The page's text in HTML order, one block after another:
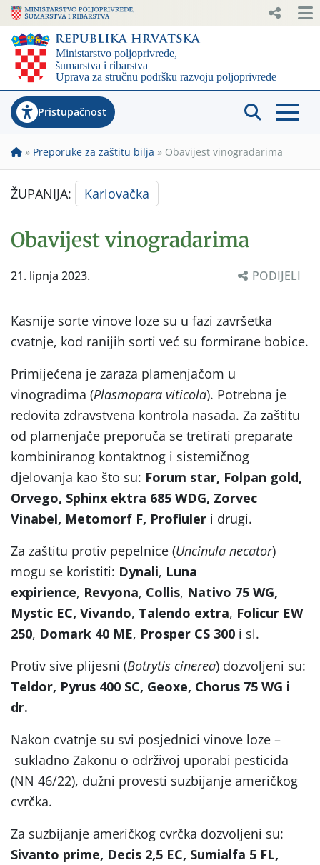
Pristupačnost
» Preporuke za zaštitu bilja » Obavijest vinogradarima
ŽUPANIJA: Karlovačka
Obavijest vinogradarima
21. lipnja 2023. PODIJELI
Kasnije sorte vinove loze su u fazi završetka
cvatnje, kod ranijih sorti već su formirane bobice.
Primijećena je zaraza plamenjačom u
vinogradima (Plasmopara viticola). Potrebna je
redovita zdravstvena kontrola nasada. Za zaštitu
od plamenjače preporuča se tretirati preparate
kombiniranog kontaktnog i sistemičnog
djelovanja kao što su: Forum star, Folpan gold,
Orvego, Sphinx ektra 685 WDG, Zorvec
Vinabel, Metomorf F, Profiuler i drugi.
Za zaštitu protiv pepelnice (Uncinula necator)
mogu se koristiti: Dynali, Luna
expirience, Revyona, Collis, Nativo 75 WG,
Mystic EC, Vivando, Talendo extra, Folicur EW
250, Domark 40 ME, Prosper CS 300 i sl.
Protiv sive plijesni (Botrytis cinerea) dozvoljeni su:
Teldor, Pyrus 400 SC, Geoxe, Chorus 75 WG i
dr.
Nakon cvatnje su svi posjednici vinove loze –
sukladno Zakonu o održivoj uporabi pesticida
(NN 46/22), dužni provesti suzbijanje američkog
cvrčka.
Za suzbijanje američkog cvrčka dozvoljeni su:
Sivanto prime, Decis 2,5 EC, Sumialfa 5 FL,